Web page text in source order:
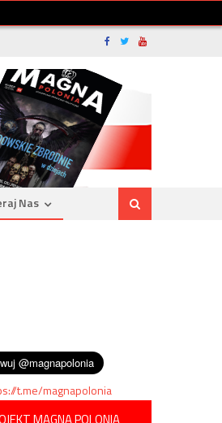
Nas
t.me/magnapolonia